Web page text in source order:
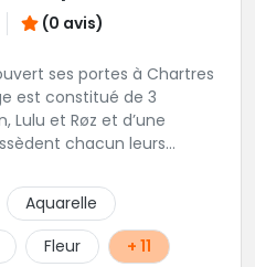
(0 avis)
ses portes à Chartres
est constitué de 3
Lulu et Røz et d’une
chacun leurs
pouvoir construire un
est
semaine par mois au
Aquarelle
Fleur + 11